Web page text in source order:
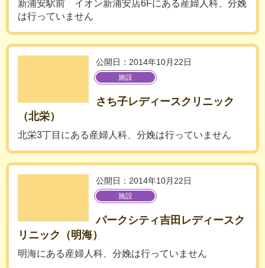
新浦安駅前 イオン新浦安店6Fにある産婦人科、分娩
は行っていません
公開日：2014年10月22日
施設
さち子レディースクリニック
（北栄）
北栄3丁目にある産婦人科、分娩は行っていません
公開日：2014年10月22日
施設
パークシティ吉田レディースク
リニック（明海）
明海にある産婦人科、分娩は行っていません